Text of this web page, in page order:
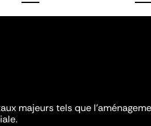
majeurs tels que